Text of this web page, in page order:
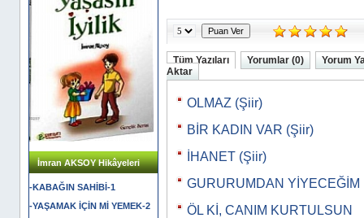
İmran AKSOY Hikâyeleri
-KABAĞIN SAHİBİ-1
-YAŞAMAK İÇİN Mİ YEMEK-2
Tüm Yazıları Yorumlar (0)
Yorum
Aktar
OLMAZ (Şiir)
BİR KADIN VAR (Şiir)
İHANET (Şiir)
GURURUMDAN YİYECEĞİM
ÖL Kİ, CANIM KURTULSUN